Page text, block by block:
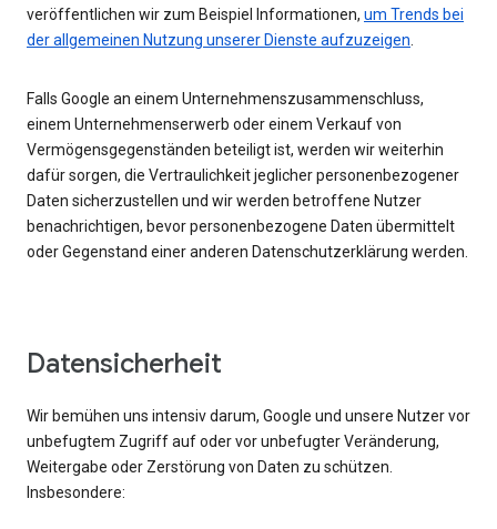
veröffentlichen wir zum Beispiel Informationen, um Trends bei
der allgemeinen Nutzung unserer Dienste aufzuzeigen.
Falls Google an einem Unternehmenszusammenschluss,
einem Unternehmenserwerb oder einem Verkauf von
Vermögensgegenständen beteiligt ist, werden wir weiterhin
dafür sorgen, die Vertraulichkeit jeglicher personenbezogener
Daten sicherzustellen und wir werden betroffene Nutzer
benachrichtigen, bevor personenbezogene Daten übermittelt
oder Gegenstand einer anderen Datenschutzerklärung werden.
Datensicherheit
Wir bemühen uns intensiv darum, Google und unsere Nutzer vor
unbefugtem Zugriff auf oder vor unbefugter Veränderung,
Weitergabe oder Zerstörung von Daten zu schützen.
Insbesondere: